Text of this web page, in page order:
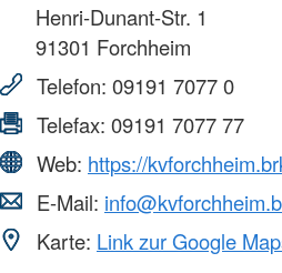
Henri-Dunant-Str. 1
91301 Forchheim
Telefon: 09191 7077 0
Telefax: 09191 7077 77
Web: https://
E-Mail:
Karte: Link zur Google